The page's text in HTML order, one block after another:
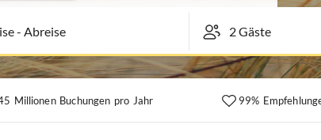
-Abreise
Millionen Buchungen pro Jahr 99%